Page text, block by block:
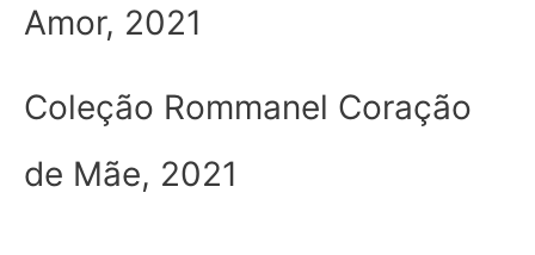
Amor, 2021
Coleção Rommanel Coração
de Mãe, 2021